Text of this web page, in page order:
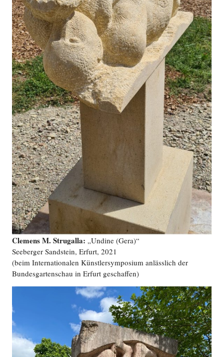
Clemens M. Strugalla: „Undine (Gera)“
Seeberger Sandstein, Erfurt, 2021
(beim Internationalen Künstlersymposium anlässlich der
Bundesgartenschau in Erfurt geschaffen)